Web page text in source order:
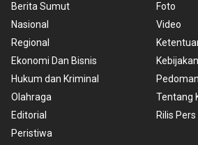
Berita Sumut
Nasional
Regional
Ekonomi Dan Bisnis
Hukum dan Kriminal
Olahraga
Editorial
Peristiwa
Foto
Video
Tentang
Rilis Pers